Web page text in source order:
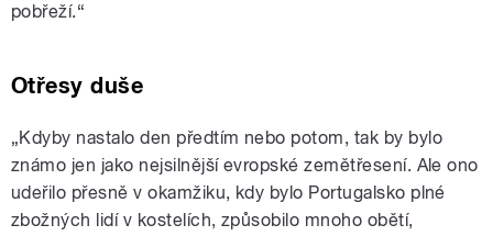
pobřeží.“
Otřesy duše
„Kdyby nastalo den předtím nebo potom, tak by bylo
známo jen jako nejsilnější evropské zemětřesení. Ale ono
udeřilo přesně v okamžiku, kdy bylo Portugalsko plné
zbožných lidí v kostelích, způsobilo mnoho obětí,